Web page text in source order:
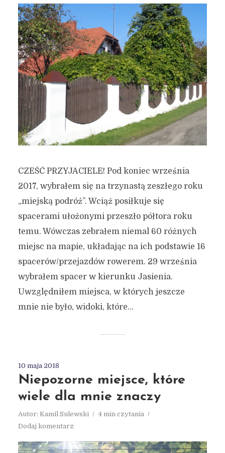
CZEŚĆ PRZYJACIELE! Pod koniec września
2017, wybrałem się na trzynastą zeszłego roku
„miejską podróż”. Wciąż posiłkuje się
spacerami ułożonymi przeszło półtora roku
temu. Wówczas zebrałem niemal 60 różnych
miejsc na mapie, układając na ich podstawie 16
spacerów/przejazdów rowerem. 29 września
wybrałem spacer w kierunku Jasienia.
Uwzględniłem miejsca, w których jeszcze
mnie nie było, widoki, które...
10 maja 2018
Niepozorne miejsce, które
wiele dla mnie znaczy
Autor: Kamil Sulewski
4 min czytania
Dodaj komentarz